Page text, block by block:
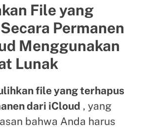
File yang
Permanen
Menggunakan
Lunak
file yang terhapus
dari iCloud , yang
bahwa Anda harus